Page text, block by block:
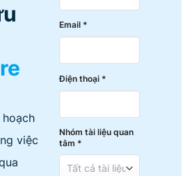
việc
Email *
Điện thoại *
Nhóm tài liệu quan
tâm *